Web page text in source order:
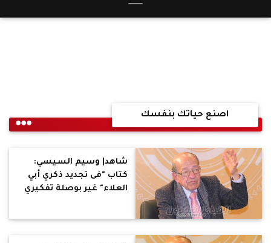
اصنع حياتك بنفسك
شاهد| وسيم السيسي:
كتاب "فى تجديد ذكري أبي
العلاء" غير بوصلة تفكيري